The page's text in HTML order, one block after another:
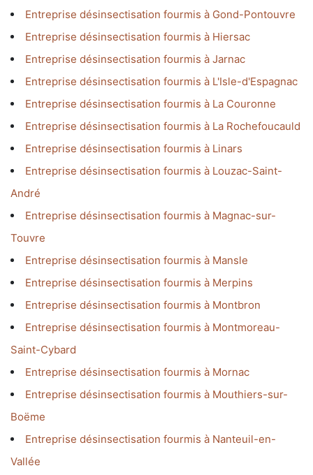
Entreprise désinsectisation fourmis à Gond-Pontouvre
Entreprise désinsectisation fourmis à Hiersac
Entreprise désinsectisation fourmis à Jarnac
Entreprise désinsectisation fourmis à L'Isle-d'Espagnac
Entreprise désinsectisation fourmis à La Couronne
Entreprise désinsectisation fourmis à La Rochefoucauld
Entreprise désinsectisation fourmis à Linars
Entreprise désinsectisation fourmis à Louzac-Saint-
André
Entreprise désinsectisation fourmis à Magnac-sur-
Touvre
Entreprise désinsectisation fourmis à Mansle
Entreprise désinsectisation fourmis à Merpins
Entreprise désinsectisation fourmis à Montbron
Entreprise désinsectisation fourmis à Montmoreau-
Saint-Cybard
Entreprise désinsectisation fourmis à Mornac
Entreprise désinsectisation fourmis à Mouthiers-sur-
Boëme
Entreprise désinsectisation fourmis à Nanteuil-en-
Vallée